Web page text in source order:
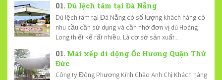
Dù lệch tâm tại Đà Nẵng
Dù lệch tâm tại Đà Nẵng có số lượng khách hàng có
nhu cầu cần sử dụng và cần nhờ đơn vị dù Hoàng
Long thiết kế rất nhiều. Là cơ sở sản xuất...
Mái xếp di dộng Ốc Hương Quận Thử
Đức
Công ty Đông Phương Kính Chào Anh Chị Khách hàng